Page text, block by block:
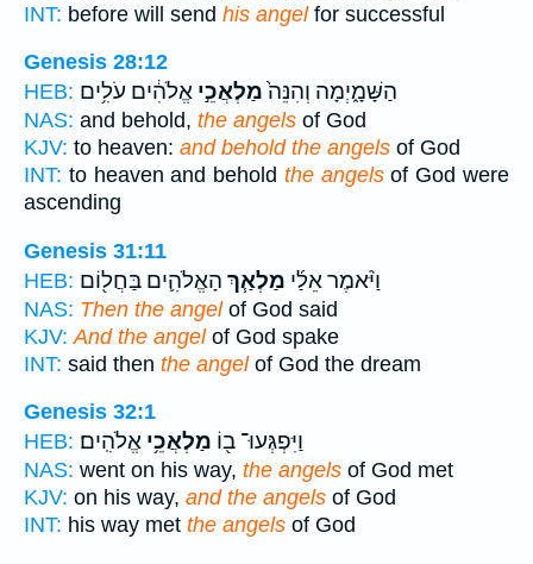
INT: before will send his angelfor successful
Genesis 28:12
HEB:
הַשָּׁמָ֑יְמָה וְהִנֵּה֙מַלְאֲכֵ֣י אֱלֹהִ֔ים עֹלִ֥ים
NAS: and behold, the angels of God
KJV: to heaven: and behold the angels of God
INT: to heaven and behold the angelsof God were
ascending
Genesis 31:11
HEB:
וַיֹּ֨אמֶר אֵלַ֜י מַלְאַ֧ךְ הָאֱלֹהִ֛ים בַּחֲל֖וֹם
NAS: Then the angelof God said
KJV: And the angelof God spake
INT: said then the angelof God the dream
Genesis 32:1
HEB:
וַיִּפְגְּעוּ־ ב֖וֹ מַלְאֲכֵ֥י אֱלֹהִֽים׃
NAS: went on his way, the angels of God met
KJV: on his way, and the angels of God
INT: his way met the angels of God